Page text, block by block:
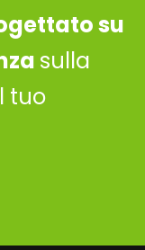
su
sulla
tuo